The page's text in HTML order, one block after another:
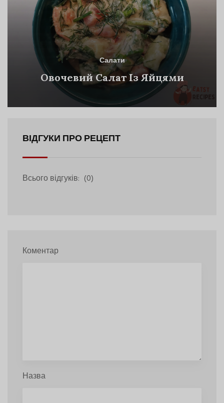
Салати
Овочевий Салат Із Яйцями
ВІДГУКИ ПРО РЕЦЕПТ
Всього відгуків: (0)
Коментар
Назва